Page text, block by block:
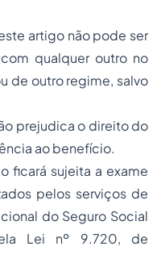
artigo não pode ser
qualquer outro no
de outro regime, salvo
prejudica o direito do
ao benefício.
ficará sujeita a exame
pelos serviços de
do Seguro Social
Lei nº 9.720, de